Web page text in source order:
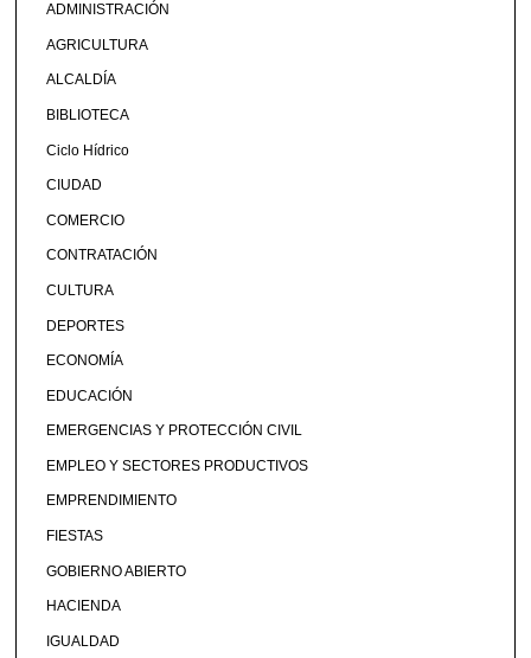
ADMINISTRACIÓN
AGRICULTURA
ALCALDÍA
BIBLIOTECA
Ciclo Hídrico
CIUDAD
COMERCIO
CONTRATACIÓN
CULTURA
DEPORTES
ECONOMÍA
EDUCACIÓN
EMERGENCIAS Y PROTECCIÓN CIVIL
EMPLEO Y SECTORES PRODUCTIVOS
EMPRENDIMIENTO
FIESTAS
GOBIERNO ABIERTO
HACIENDA
IGUALDAD